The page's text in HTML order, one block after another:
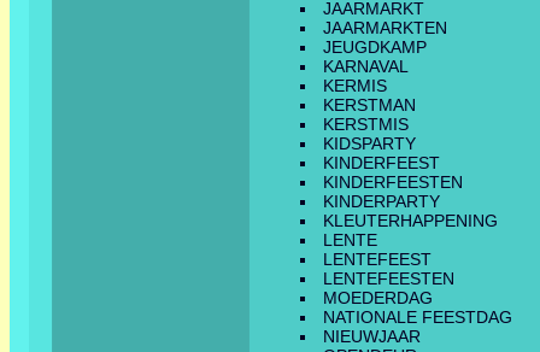
JAARMARKT
JAARMARKTEN
JEUGDKAMP
KARNAVAL
KERMIS
KERSTMAN
KERSTMIS
KIDSPARTY
KINDERFEEST
KINDERFEESTEN
KINDERPARTY
KLEUTERHAPPENING
LENTE
LENTEFEEST
LENTEFEESTEN
MOEDERDAG
NATIONALE FEESTDAG
NIEUWJAAR